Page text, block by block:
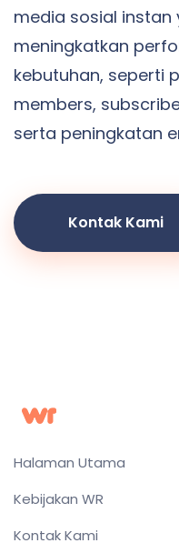
media sosial
meningkatkan
kebutuhan, seperti
members,
serta peningkatan
Kontak Kami
Halaman Utama
Kebijakan WR
Kontak Kami